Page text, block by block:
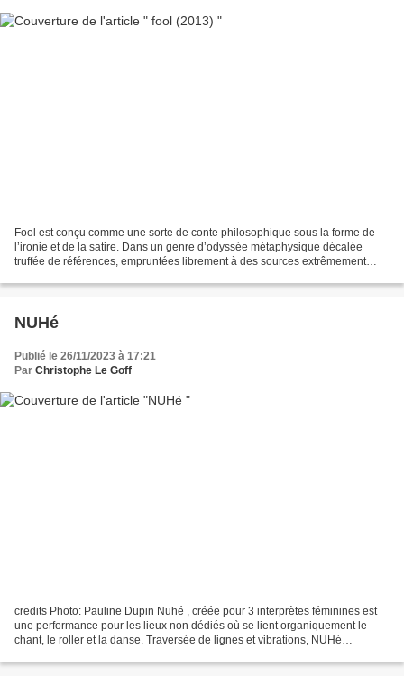
Fool est conçu comme une sorte de conte philosophique sous la forme de
l’ironie et de la satire. Dans un genre d’odyssée métaphysique décalée
truffée de références, empruntées librement à des sources extrêmement
NUHé
Publié le 26/11/2023 à 17:21
Par Christophe Le Goff
credits Photo: Pauline Dupin Nuhé , créée pour 3 interprètes féminines est
une performance pour les lieux non dédiés où se lient organiquement le
chant, le roller et la danse. Traversée de lignes et vibrations, NUHé